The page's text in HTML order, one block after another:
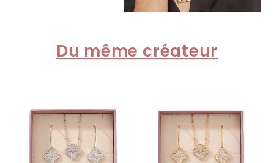
Du même créateur